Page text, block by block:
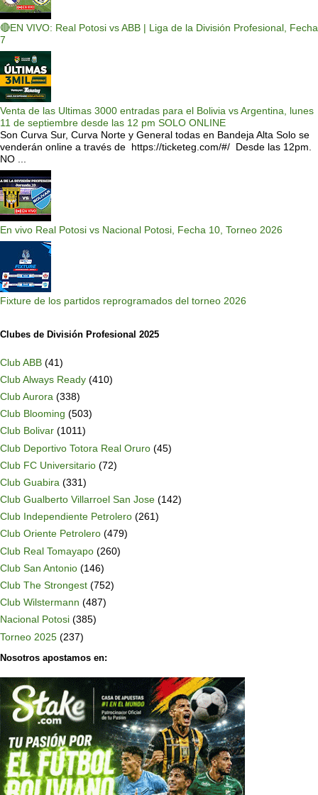
🔴EN VIVO: Real Potosi vs ABB | Liga de la División Profesional, Fecha
7
Venta de las Ultimas 3000 entradas para el Bolivia vs Argentina, lunes
11 de septiembre desde las 12 pm SOLO ONLINE
Son Curva Sur, Curva Norte y General todas en Bandeja Alta Solo se
venderán online a través de https://ticketeg.com/#/ Desde las 12pm.
NO ...
En vivo Real Potosi vs Nacional Potosi, Fecha 10, Torneo 2026
Fixture de los partidos reprogramados del torneo 2026
Clubes de División Profesional 2025
Club ABB (41)
Club Always Ready (410)
Club Aurora (338)
Club Blooming (503)
Club Bolivar (1011)
Club Deportivo Totora Real Oruro (45)
Club FC Universitario (72)
Club Guabira (331)
Club Gualberto Villarroel San Jose (142)
Club Independiente Petrolero (261)
Club Oriente Petrolero (479)
Club Real Tomayapo (260)
Club San Antonio (146)
Club The Strongest (752)
Club Wilstermann (487)
Nacional Potosi (385)
Torneo 2025 (237)
Nosotros apostamos en: